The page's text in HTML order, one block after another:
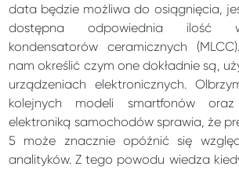
data będzie możliwa do osiągnięcia,
dostępna odpowiednia ilość
kondensatorów ceramicznych
nam określić czym one dokładnie są,
urządzeniach elektronicznych.
kolejnych modeli smartfonów oraz
elektroniką samochodów sprawia, że
5 może znacznie opóźnić się
analityków. Z tego powodu wiedza